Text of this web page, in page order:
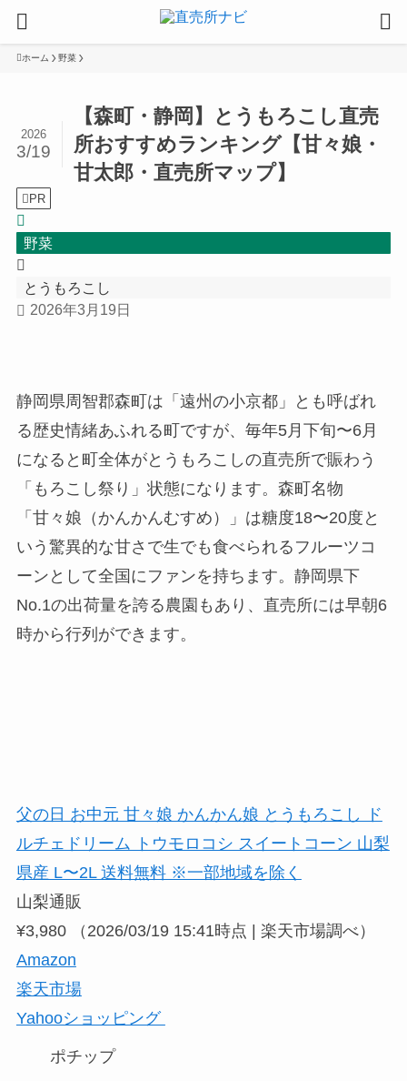
ホーム 野菜
【森町・静岡】とうもろこし直売
所おすすめランキング【甘々娘・
甘太郎・直売所マップ】
2026
3/19
PR
野菜
とうもろこし
2026年3月19日
静岡県周智郡森町は「遠州の小京都」とも呼ばれ
る歴史情緒あふれる町ですが、毎年5月下旬〜6月
になると町全体がとうもろこしの直売所で賑わう
「もろこし祭り」状態になります。森町名物
「甘々娘（かんかんむすめ）」は糖度18〜20度と
いう驚異的な甘さで生でも食べられるフルーツコ
ーンとして全国にファンを持ちます。静岡県下
No.1の出荷量を誇る農園もあり、直売所には早朝6
時から行列ができます。
父の日 お中元 甘々娘 かんかん娘 とうもろこし ド
ルチェドリーム トウモロコシ スイートコーン 山梨
県産 L〜2L 送料無料 ※一部地域を除く
山梨通販
¥3,980
（2026/03/19 15:41時点 | 楽天市場調べ）
Amazon
楽天市場
Yahooショッピング
ポチップ